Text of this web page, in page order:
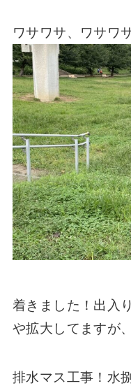
ワサワサ、ワサワサ
着きました！出入
や拡大してますが
排水マス工事！水